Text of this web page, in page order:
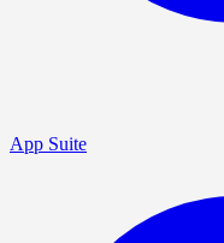
App Suite